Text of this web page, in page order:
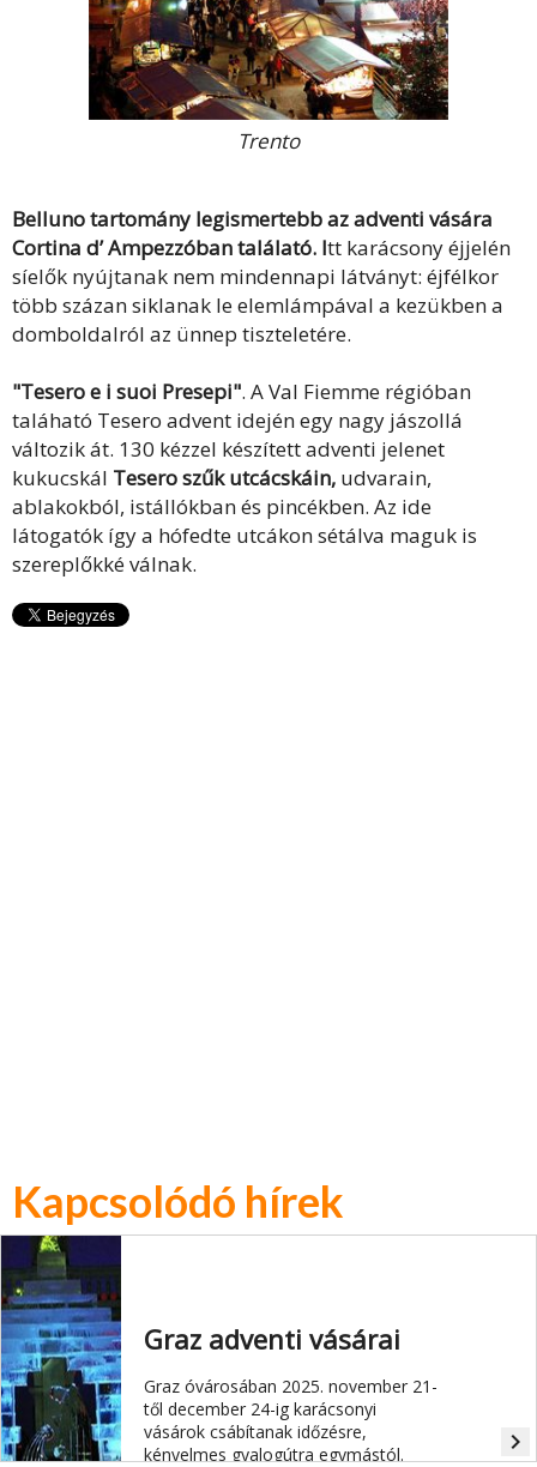
Trento
Belluno tartomány legismertebb az adventi vására
Cortina d’ Ampezzóban találató. Itt karácsony éjjelén
síelők nyújtanak nem mindennapi látványt: éjfélkor
több százan siklanak le elemlámpával a kezükben a
domboldalról az ünnep tiszteletére.
"Tesero e i suoi Presepi". A Val Fiemme régióban
taláható Tesero advent idején egy nagy jászollá
változik át. 130 kézzel készített adventi jelenet
kukucskál Tesero szűk utcácskáin, udvarain,
ablakokból, istállókban és pincékben. Az ide
látogatók így a hófedte utcákon sétálva maguk is
szereplőkké válnak.
Kapcsolódó hírek
Graz adventi vásárai
Graz óvárosában 2025. november 21-
től december 24-ig karácsonyi
vásárok csábítanak időzésre,
kényelmes gyalogútra egymástól.
navigate_next